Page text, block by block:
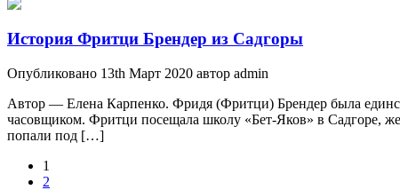
История Фритци Брендер из Садгоры
Опубликовано 13th Март 2020 автор admin
Автор — Елена Карпенко. Фридя (Фритци) Брендер была
часовщиком. Фритци посещала школу «Бет-Яков» в Садгоре,
попали под […]
1
2